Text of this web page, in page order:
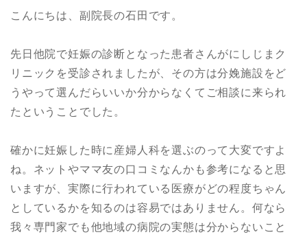
こんにちは、副院長の石田です。
先日他院で妊娠の診断となった患者さんがにしじまク
リニックを受診されましたが、その方は分娩施設をど
うやって選んだらいいか分からなくてご相談に来られ
たということでした。
確かに妊娠した時に産婦人科を選ぶのって大変ですよ
ね。ネットやママ友の口コミなんかも参考になると思
いますが、実際に行われている医療がどの程度ちゃん
としているかを知るのは容易ではありません。何なら
我々専門家でも他地域の病院の実態は分からないこと